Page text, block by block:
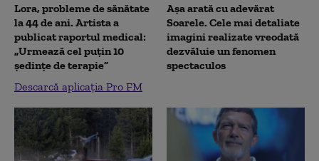
Lora, probleme de sănătate
la 44 de ani. Artista a
publicat raportul medical:
„Urmează cel puțin 10
ședințe de terapie”
Descarcă aplicația Pro FM
Așa arată cu adevărat
Soarele. Cele mai detaliate
imagini realizate vreodată
dezvăluie un fenomen
spectaculos